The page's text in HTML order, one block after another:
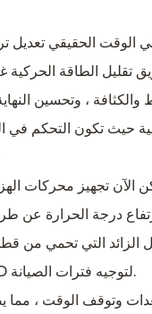
تنبيهات الخدمة أو مؤشرات LED لتوجيه فترات الصيانة.